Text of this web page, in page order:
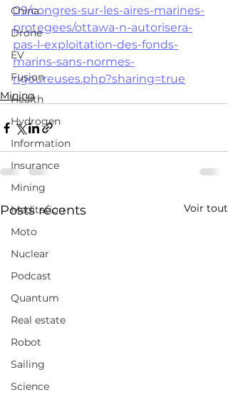
China
Drone
EV
Fusion
Health
Hydrogen
Information
Insurance
Mining
Meditation
Moto
Nuclear
Podcast
Quantum
Real estate
Robot
Sailing
Science
09/congres-sur-les-aires-marines-
protegees/ottawa-n-autorisera-
pas-l-exploitation-des-fonds-
marins-sans-normes-
rigoureuses.php?sharing=true
Mining
Posts récents Voir tout